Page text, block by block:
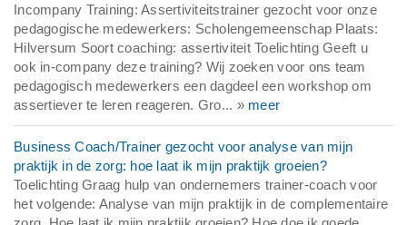
Incompany Training: Assertiviteitstrainer gezocht voor onze
pedagogische medewerkers: Scholengemeenschap Plaats:
Hilversum Soort coaching: assertiviteit Toelichting Geeft u
ook in-company deze training? Wij zoeken voor ons team
pedagogisch medewerkers een dagdeel een workshop om
assertiever te leren reageren. Gro... » meer
Business Coach/Trainer gezocht voor analyse van mijn
praktijk in de zorg: hoe laat ik mijn praktijk groeien?
Toelichting Graag hulp van ondernemers trainer-coach voor
het volgende: Analyse van mijn praktijk in de complementaire